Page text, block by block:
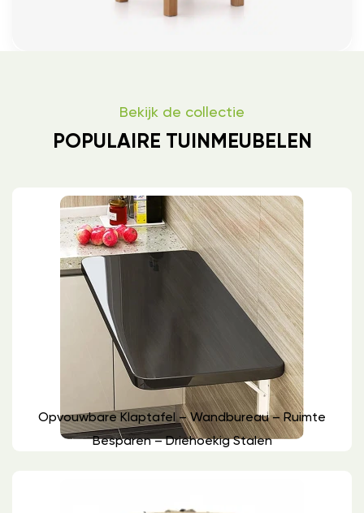
Bekijk de collectie
POPULAIRE TUINMEUBELEN
Opvouwbare Klaptafel – Wandbureau – Ruimte
Besparen – Driehoekig Stalen